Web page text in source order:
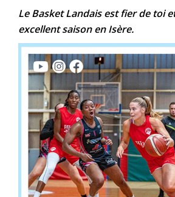
Le Basket Landais est fier de toi
excellent saison en Isère.